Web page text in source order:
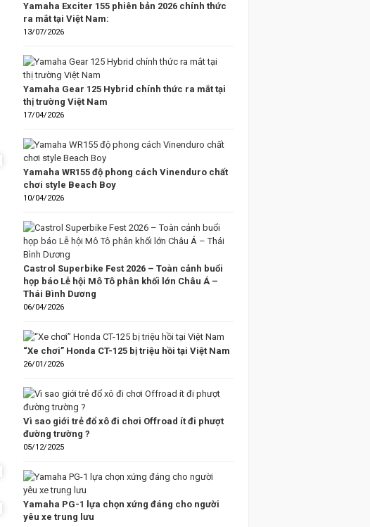
Yamaha Exciter 155 phiên bản 2026 chính thức
ra mắt tại Việt Nam:
13/07/2026
Yamaha Gear 125 Hybrid chính thức ra mắt tại
thị trường Việt Nam
17/04/2026
Yamaha WR155 độ phong cách Vinenduro chất
chơi style Beach Boy
10/04/2026
Castrol Superbike Fest 2026 – Toàn cảnh buổi
họp báo Lễ hội Mô Tô phân khối lớn Châu Á –
Thái Bình Dương
06/04/2026
“Xe chơi” Honda CT-125 bị triệu hồi tại Việt Nam
26/01/2026
Vì sao giới trẻ đổ xô đi chơi Offroad ít đi phượt
đường trường ?
05/12/2025
Yamaha PG-1 lựa chọn xứng đáng cho người
yêu xe trung lưu